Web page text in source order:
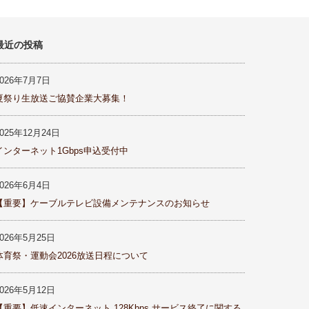
近の投稿
年7月7日
祭り生放送ご協賛企業大募集！
年12月24日
ンターネット1Gbps申込受付中
年6月4日
重要】ケーブルテレビ設備メンテナンスのお知らせ
年5月25日
育祭・運動会2026放送日程について
年5月12日